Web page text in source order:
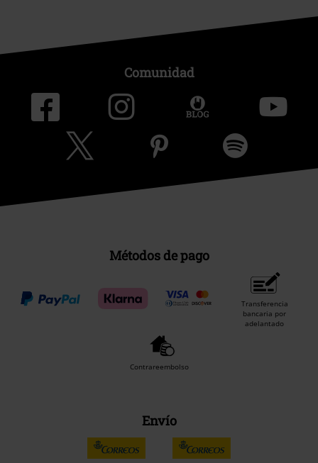
Comunidad
Métodos de pago
Transferencia
bancaria por
adelantado
Contrareembolso
Envío